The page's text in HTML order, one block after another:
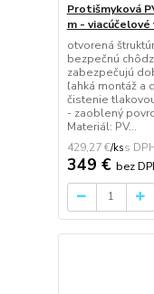
Protišmyková
m - viacúčelové
otvorená
bezpečnú
zabezpečujú
ľahká montáž a
čistenie
- zaoblený
Materiál: PV...
429,27 €/ks
349 € bez